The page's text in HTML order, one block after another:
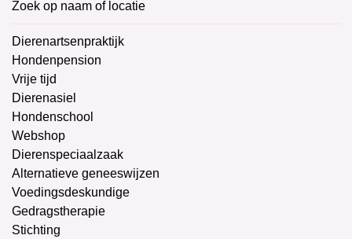
Zoek op naam of locatie
Dierenartsenpraktijk
Hondenpension
Vrije tijd
Dierenasiel
Hondenschool
Webshop
Dierenspeciaalzaak
Alternatieve geneeswijzen
Voedingsdeskundige
Gedragstherapie
Stichting